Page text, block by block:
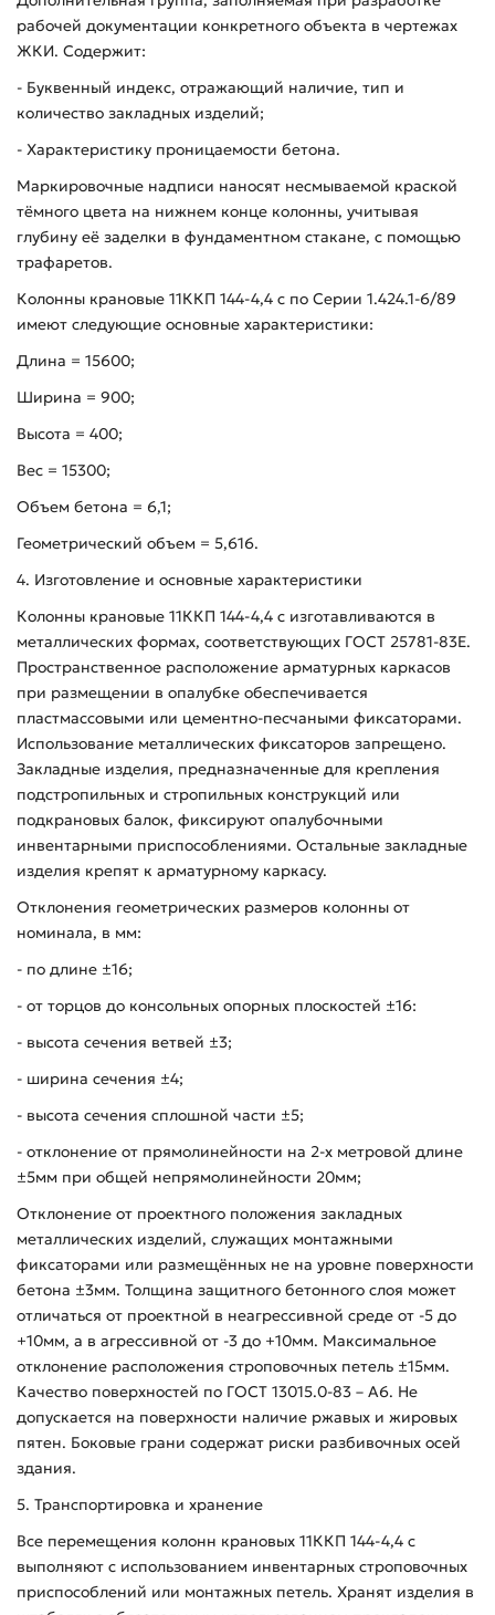
рабочей документации конкретного объекта в чертежах
ЖКИ. Содержит:
- Буквенный индекс, отражающий наличие, тип и
количество закладных изделий;
- Характеристику проницаемости бетона.
Маркировочные надписи наносят несмываемой краской
тёмного цвета на нижнем конце колонны, учитывая
глубину её заделки в фундаментном стакане, с помощью
трафаретов.
Колонны крановые 11ККП 144-4,4 с по Серии 1.424.1-6/89
имеют следующие основные характеристики:
Длина = 15600;
Ширина = 900;
Высота = 400;
Вес = 15300;
Объем бетона = 6,1;
Геометрический объем = 5,616.
4. Изготовление и основные характеристики
Колонны крановые 11ККП 144-4,4 с изготавливаются в
металлических формах, соответствующих ГОСТ 25781-83Е.
Пространственное расположение арматурных каркасов
при размещении в опалубке обеспечивается
пластмассовыми или цементно-песчаными фиксаторами.
Использование металлических фиксаторов запрещено.
Закладные изделия, предназначенные для крепления
подстропильных и стропильных конструкций или
подкрановых балок, фиксируют опалубочными
инвентарными приспособлениями. Остальные закладные
изделия крепят к арматурному каркасу.
Отклонения геометрических размеров колонны от
номинала, в мм:
- по длине ±16;
- от торцов до консольных опорных плоскостей ±16:
- высота сечения ветвей ±3;
- ширина сечения ±4;
- высота сечения сплошной части ±5;
- отклонение от прямолинейности на 2-х метровой длине
±5мм при общей непрямолинейности 20мм;
Отклонение от проектного положения закладных
металлических изделий, служащих монтажными
фиксаторами или размещённых не на уровне поверхности
бетона ±3мм. Толщина защитного бетонного слоя может
отличаться от проектной в неагрессивной среде от -5 до
+10мм, а в агрессивной от -3 до +10мм. Максимальное
отклонение расположения строповочных петель ±15мм.
Качество поверхностей по ГОСТ 13015.0-83 – А6. Не
допускается на поверхности наличие ржавых и жировых
пятен. Боковые грани содержат риски разбивочных осей
здания.
5. Транспортировка и хранение
Все перемещения колонн крановых 11ККП 144-4,4 с
выполняют с использованием инвентарных строповочных
приспособлений или монтажных петель. Хранят изделия в